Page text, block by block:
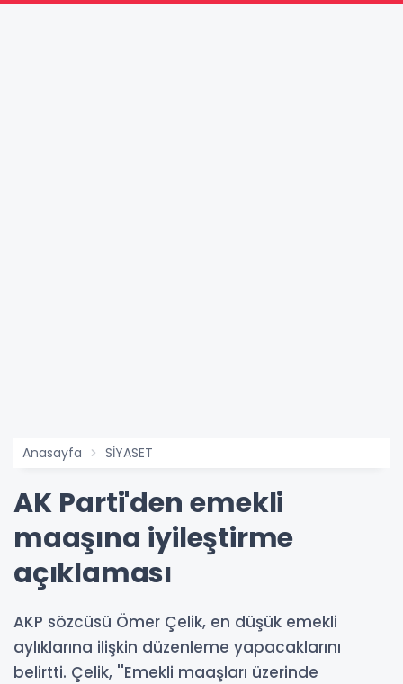
Anasayfa SİYASET
AK Parti'den emekli
maaşına iyileştirme
açıklaması
AKP sözcüsü Ömer Çelik, en düşük emekli
aylıklarına ilişkin düzenleme yapacaklarını
belirtti. Çelik, ''Emekli maaşları üzerinde